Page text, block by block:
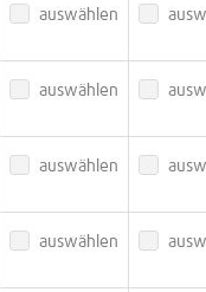
auswählen
auswählen
auswählen
auswählen